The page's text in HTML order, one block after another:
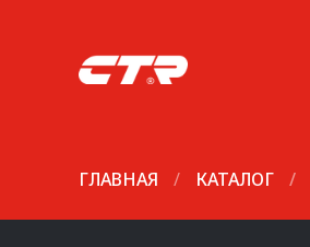
ГЛАВНАЯ / КАТАЛОГ /